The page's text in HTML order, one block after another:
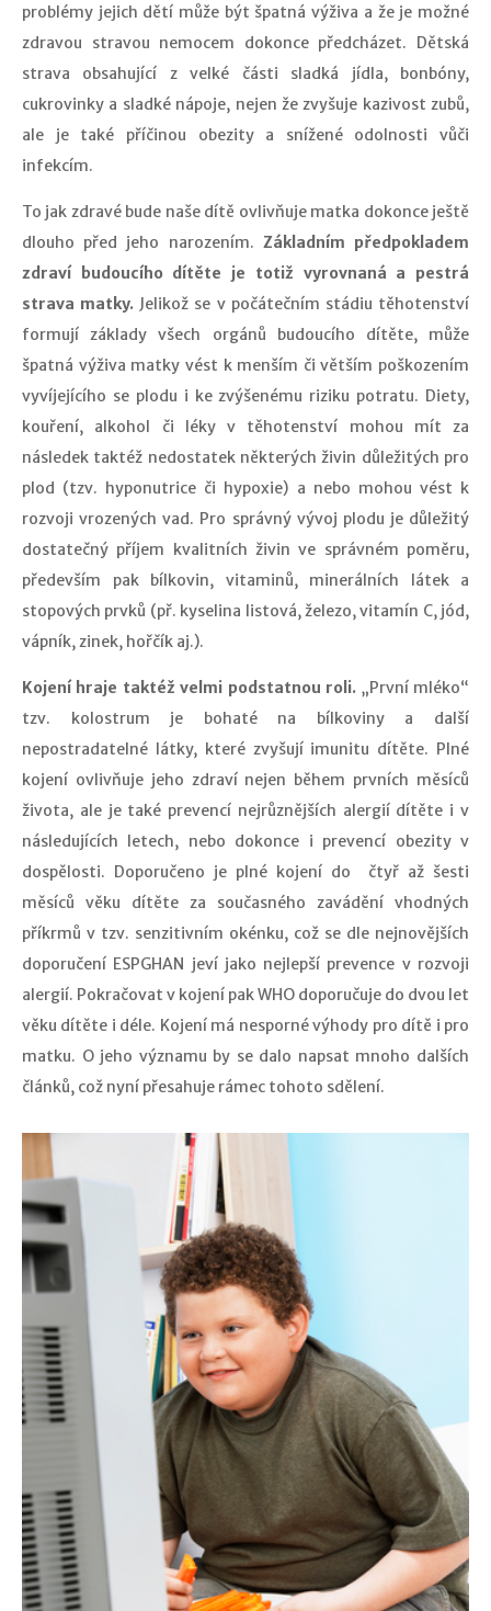
problémy jejich dětí může být špatná výživa a že je možné
zdravou stravou nemocem dokonce předcházet. Dětská
strava obsahující z velké části sladká jídla, bonbóny,
cukrovinky a sladké nápoje, nejen že zvyšuje kazivost zubů,
ale je také příčinou obezity a snížené odolnosti vůči
infekcím.
To jak zdravé bude naše dítě ovlivňuje matka dokonce ještě
dlouho před jeho narozením. Základním předpokladem
zdraví budoucího dítěte je totiž vyrovnaná a pestrá
strava matky. Jelikož se v počátečním stádiu těhotenství
formují základy všech orgánů budoucího dítěte, může
špatná výživa matky vést k menším či větším poškozením
vyvíjejícího se plodu i ke zvýšenému riziku potratu. Diety,
kouření, alkohol či léky v těhotenství mohou mít za
následek taktéž nedostatek některých živin důležitých pro
plod (tzv. hyponutrice či hypoxie) a nebo mohou vést k
rozvoji vrozených vad. Pro správný vývoj plodu je důležitý
dostatečný příjem kvalitních živin ve správném poměru,
především pak bílkovin, vitaminů, minerálních látek a
stopových prvků (př. kyselina listová, železo, vitamín C, jód,
vápník, zinek, hořčík aj.).
Kojení hraje taktéž velmi podstatnou roli. „První mléko“
tzv. kolostrum je bohaté na bílkoviny a další
nepostradatelné látky, které zvyšují imunitu dítěte. Plné
kojení ovlivňuje jeho zdraví nejen během prvních měsíců
života, ale je také prevencí nejrůznějších alergií dítěte i v
následujících letech, nebo dokonce i prevencí obezity v
dospělosti. Doporučeno je plné kojení do čtyř až šesti
měsíců věku dítěte za současného zavádění vhodných
příkrmů v tzv. senzitivním okénku, což se dle nejnovějších
doporučení ESPGHAN jeví jako nejlepší prevence v rozvoji
alergií. Pokračovat v kojení pak WHO doporučuje do dvou let
věku dítěte i déle. Kojení má nesporné výhody pro dítě i pro
matku. O jeho významu by se dalo napsat mnoho dalších
článků, což nyní přesahuje rámec tohoto sdělení.